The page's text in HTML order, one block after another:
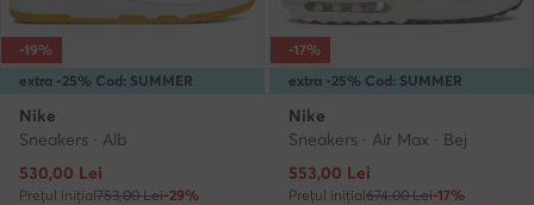
extra -25% Cod: SUMMER
-19%
Nike
Sneakers · Alb
Prețul actual
530,00 Lei
Prețul inițial753,00 Lei-29%
extra -25% Cod: SUMMER
-17%
Nike
Sneakers · Air Max · Bej
Prețul actual
553,00 Lei
Prețul inițial674,00 Lei-17%